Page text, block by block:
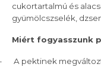
cukortartalmú és
gyümölcszselék,
Miért fogyasszunk
A pektinek